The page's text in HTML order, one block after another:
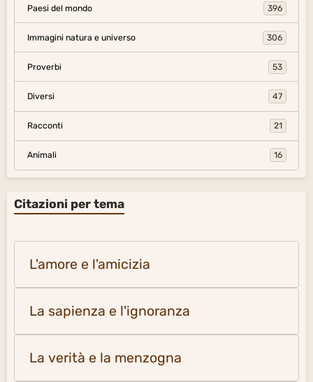
Paesi del mondo 396
Immagini natura e universo 306
Proverbi 53
Diversi 47
Racconti 21
Animali 16
Citazioni per tema
L'amore e l'amicizia
La sapienza e l'ignoranza
La verità e la menzogna